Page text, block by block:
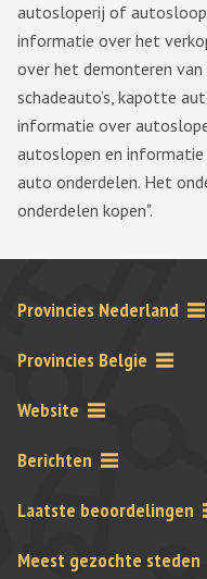
autosloperij of
informatie over het
over het demonteren
schadeauto’s, kapotte
informatie over
autoslopen en informatie
auto onderdelen. Het
onderdelen kopen".
Provincies Nederland
Provincies Belgie
Website
Berichten
Laatste beoordelingen
Meest gezochte steden